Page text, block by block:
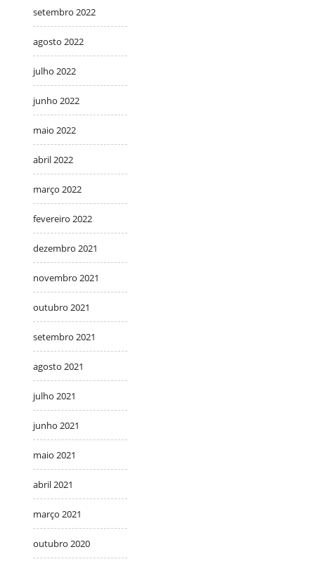
setembro 2022
agosto 2022
julho 2022
junho 2022
maio 2022
abril 2022
março 2022
fevereiro 2022
dezembro 2021
novembro 2021
outubro 2021
setembro 2021
agosto 2021
julho 2021
junho 2021
maio 2021
abril 2021
março 2021
outubro 2020